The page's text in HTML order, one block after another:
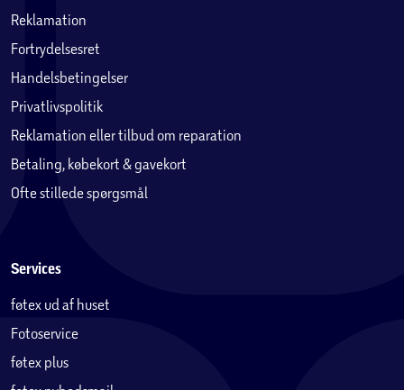
Reklamation
Fortrydelsesret
Handelsbetingelser
Privatlivspolitik
Reklamation eller tilbud om reparation
Betaling, købekort & gavekort
Ofte stillede spørgsmål
Services
føtex ud af huset
Fotoservice
føtex plus